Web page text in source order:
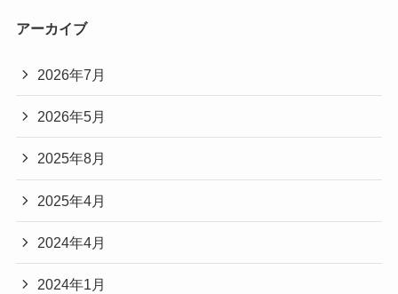
アーカイブ
2026年7月
2026年5月
2025年8月
2025年4月
2024年4月
2024年1月